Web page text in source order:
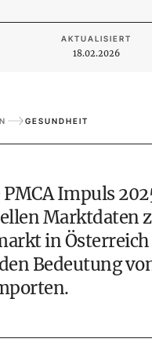
AKTUALISIERT
18.02.2026
GESUNDHEIT
PMCA Impuls
Marktdaten
in
Bedeutung